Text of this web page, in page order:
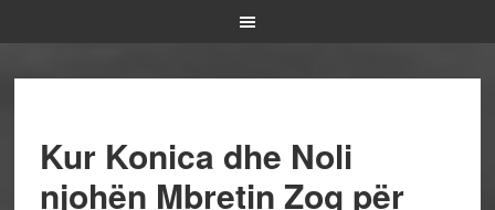
Kur Konica dhe Noli
njohën Mbretin Zog për